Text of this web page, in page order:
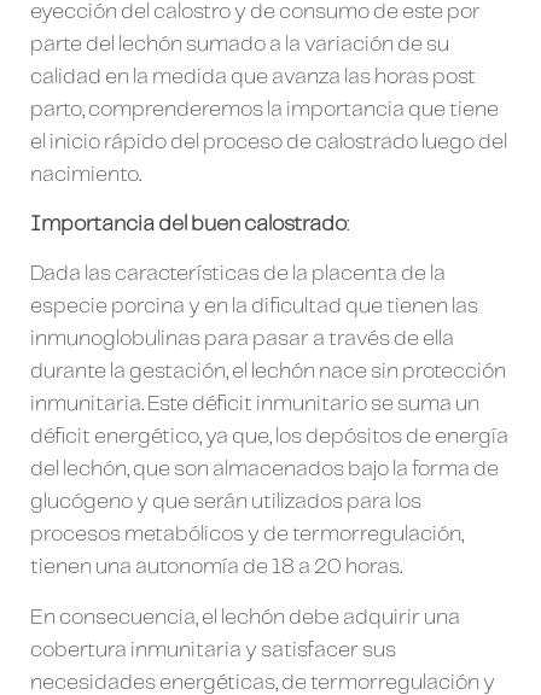
eyección del calostro y de consumo de este por
parte del lechón sumado a la variación de su
calidad en la medida que avanza las horas post
parto, comprenderemos la importancia que tiene
el inicio rápido del proceso de calostrado luego del
nacimiento.
Importancia del buen calostrado:
Dada las características de la placenta de la
especie porcina y en la dificultad que tienen las
inmunoglobulinas para pasar a través de ella
durante la gestación, el lechón nace sin protección
inmunitaria. Este déficit inmunitario se suma un
déficit energético, ya que, los depósitos de energía
del lechón, que son almacenados bajo la forma de
glucógeno y que serán utilizados para los
procesos metabólicos y de termorregulación,
tienen una autonomía de 18 a 20 horas.
En consecuencia, el lechón debe adquirir una
cobertura inmunitaria y satisfacer sus
necesidades energéticas, de termorregulación y